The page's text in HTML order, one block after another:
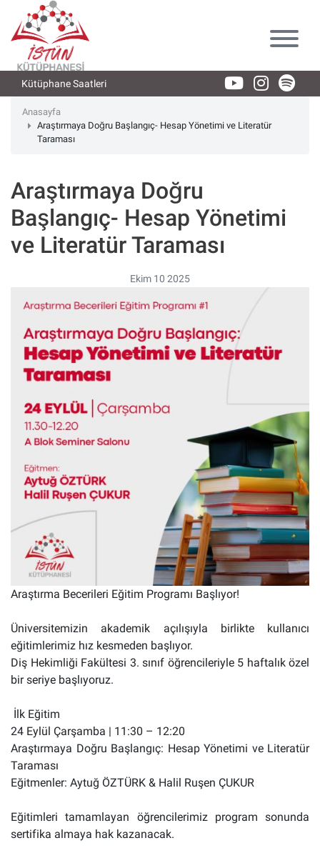
dikkat:
Bu
sitesi
bir
erişilebilirlik
sistemi
Kütüphane Saatleri
Anasayfa
Araştırmaya Doğru Başlangıç- Hesap Yönetimi ve Literatür
Taraması
Araştırmaya Doğru
Başlangıç- Hesap Yönetimi
ve Literatür Taraması
Ekim 10 2025
Araştırma Becerileri Eğitim Programı Başlıyor!
Üniversitemizin akademik açılışıyla birlikte kullanıcı
eğitimlerimiz hız kesmeden başlıyor.
Diş Hekimliği Fakültesi 3. sınıf öğrencileriyle 5 haftalık özel
bir seriye başlıyoruz.
İlk Eğitim
24 Eylül Çarşamba | 11:30 – 12:20
Araştırmaya Doğru Başlangıç: Hesap Yönetimi ve Literatür
Taraması
Eğitmenler: Aytuğ ÖZTÜRK & Halil Ruşen ÇUKUR
Eğitimleri tamamlayan öğrencilerimiz program sonunda
sertifika almaya hak kazanacak.